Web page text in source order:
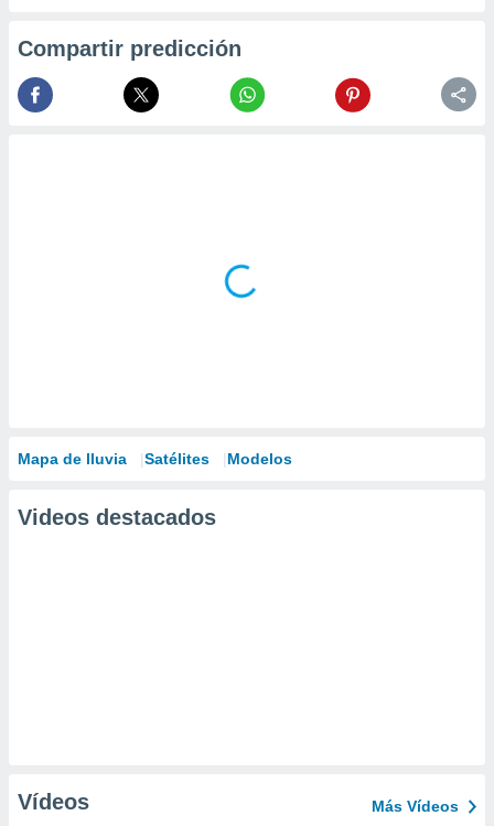
Compartir predicción
Mapa de lluvia Satélites Modelos
Videos destacados
Vídeos Más Vídeos